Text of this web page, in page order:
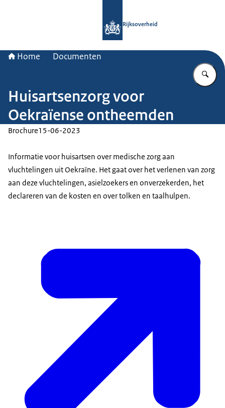
Rijksoverheid
Home Documenten
Huisartsenzorg voor
Oekraïense ontheemden
Brochure15-06-2023
Informatie voor huisartsen over medische zorg aan
vluchtelingen uit Oekraïne. Het gaat over het verlenen van zorg
aan deze vluchtelingen, asielzoekers en onverzekerden, het
declareren van de kosten en over tolken en taalhulpen.